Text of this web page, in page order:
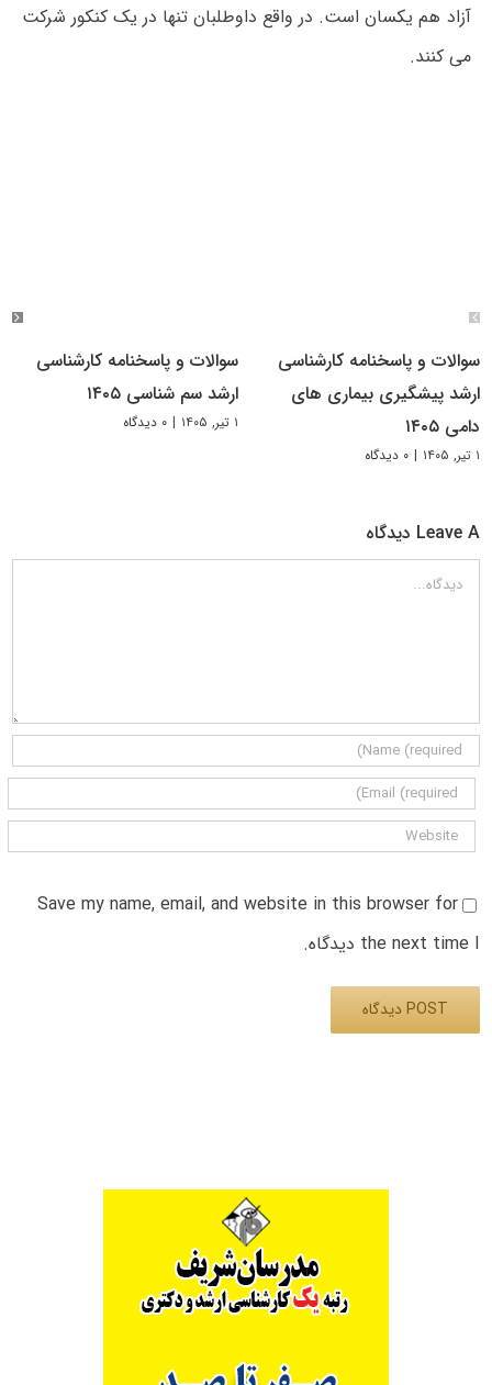
آزاد هم یکسان است. در واقع داوطلبان تنها در یک کنکور شرکت
می کنند.
سوالات و پاسخنامه کارشناسی
ارشد پیشگیری بیماری های
دامی ۱۴۰۵
۱ تیر, ۱۴۰۵ | ۰ دیدگاه
سوالات و پاسخنامه کارشناسی
ارشد سم شناسی ۱۴۰۵
۱ تیر, ۱۴۰۵ | ۰ دیدگاه
Leave A دیدگاه
دیدگاه
Save my name, email, and website in this browser for
the next time I دیدگاه.